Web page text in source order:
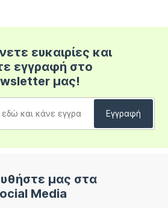
ευκαιρίες και
εγγραφή στο
μας!
μας στα
Media